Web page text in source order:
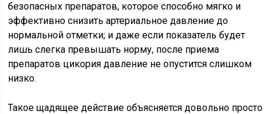
безопасных препаратов, которое способно мягко и
эффективно снизить артериальное давление до
нормальной отметки; и даже если показатель будет
лишь слегка превышать норму, после приема
препаратов цикория давление не опустится слишком
низко.
Такое щадящее действие объясняется довольно просто